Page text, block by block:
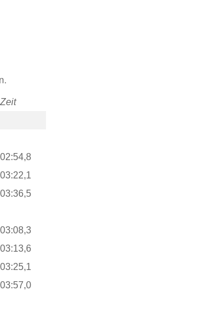
Zeit
02:54,8
03:22,1
03:36,5
03:08,3
03:13,6
03:25,1
03:57,0